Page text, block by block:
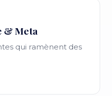
& Meta
qui ramènent des